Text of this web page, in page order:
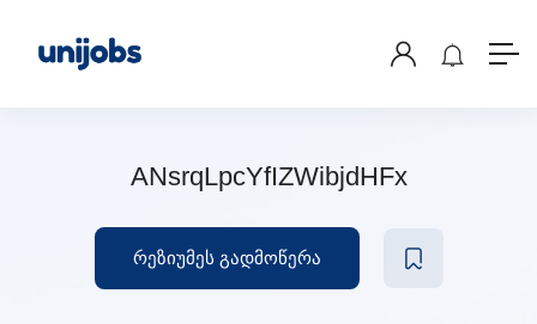
ANsrqLpcYfIZWibjdHFx
რეზიუმეს გადმოწერა